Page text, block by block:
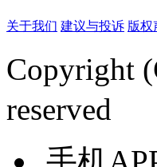
关于我们 建议与投诉 版权
Copyright
reserved